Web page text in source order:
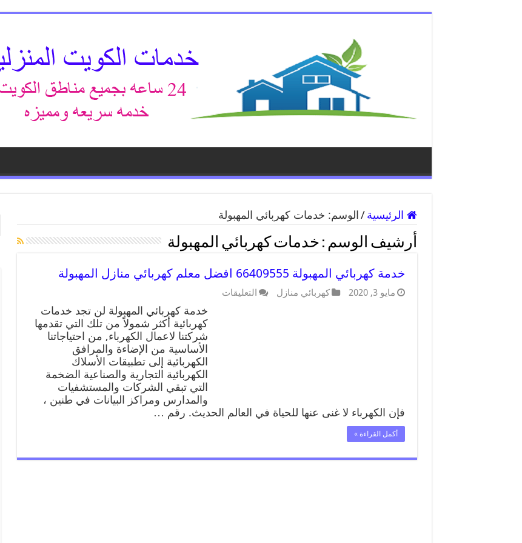
الرئيسية / الوسم: خدمات كهربائي المهبولة
أرشيف الوسم : خدمات كهربائي المهبولة
خدمة كهربائي المهبولة 66409555 افضل معلم كهربائي منازل المهبولة
مايو 3, 2020 كهربائي منازل التعليقات
خدمة كهربائي المهبولة لن تجد خدمات
كهربائية أكثر شمولاً من تلك التي تقدمها
شركتنا لاعمال الكهرباء, من احتياجاتنا
الأساسية من الإضاءة والمرافق
الكهربائية إلى تطبيقات الأسلاك
الكهربائية التجارية والصناعية الضخمة
التي تبقي الشركات والمستشفيات
والمدارس ومراكز البيانات في طنين ،
فإن الكهرباء لا غنى عنها للحياة في العالم الحديث. رقم …
أكمل القراءة »